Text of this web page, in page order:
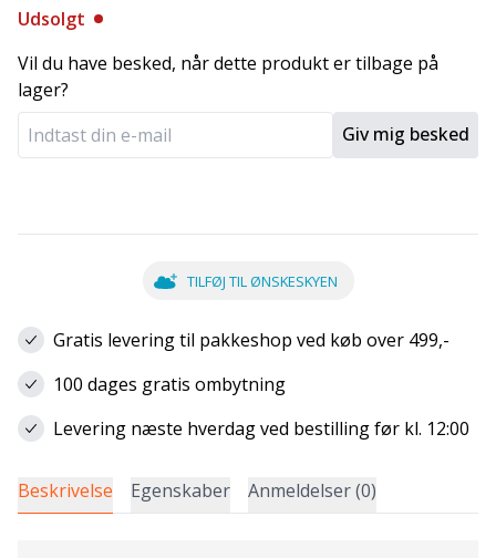
Udsolgt
Vil du have besked, når dette produkt er tilbage på
lager?
Giv mig besked
TILFØJ TIL ØNSKESKYEN
Gratis levering til pakkeshop ved køb over 499,-
100 dages gratis ombytning
Levering næste hverdag ved bestilling før kl. 12:00
Beskrivelse Egenskaber Anmeldelser (0)